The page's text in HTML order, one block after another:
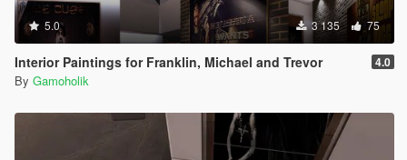
5.0 3 135 75
Interior Paintings for Franklin, Michael and Trevor 4.0
By Gamoholik